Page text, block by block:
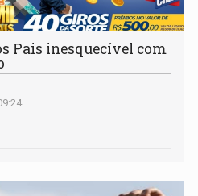
Pais inesquecível com